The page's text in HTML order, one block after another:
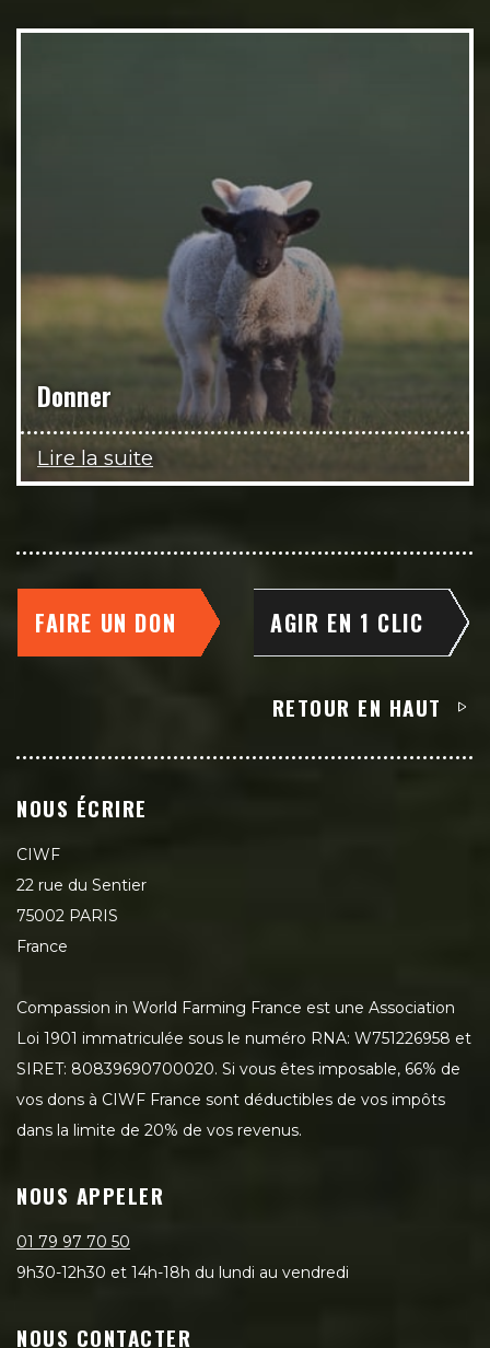
Donner
Lire la suite
FAIRE UN DON AGIR EN 1 CLIC
RETOUR EN HAUT
NOUS ÉCRIRE
CIWF
22 rue du Sentier
75002 PARIS
France
Compassion in World Farming France est une Association
Loi 1901 immatriculée sous le numéro RNA: W751226958 et
SIRET: 80839690700020. Si vous êtes imposable, 66% de
vos dons à CIWF France sont déductibles de vos impôts
dans la limite de 20% de vos revenus.
NOUS APPELER
01 79 97 70 50
9h30-12h30 et 14h-18h du lundi au vendredi
NOUS CONTACTER